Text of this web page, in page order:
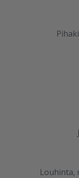
Louhinta,